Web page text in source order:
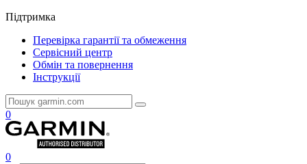
Підтримка
Перевірка гарантії та обмеження
Сервісний центр
Обмін та повернення
Інструкції
0
0